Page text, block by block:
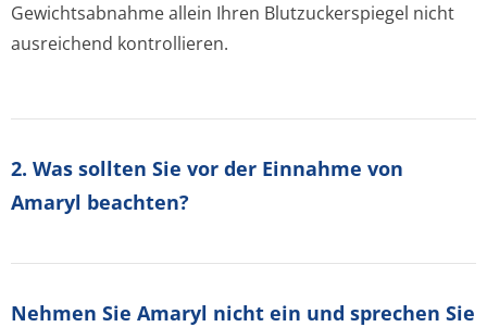
Gewichtsabnahme allein Ihren Blutzuckerspiegel nicht
ausreichend kontrollieren.
2. Was sollten Sie vor der Einnahme von
Amaryl beachten?
Nehmen Sie Amaryl nicht ein und sprechen Sie